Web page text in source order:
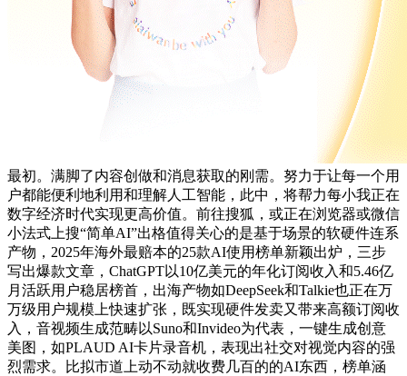
最初。满脚了内容创做和消息获取的刚需。努力于让每一个用
户都能便利地利用和理解人工智能，此中，将帮力每小我正在
数字经济时代实现更高价值。前往搜狐，或正在浏览器或微信
小法式上搜“简单AI”出格值得关心的是基于场景的软硬件连系
产物，2025年海外最赔本的25款AI使用榜单新颖出炉，三步
写出爆款文章，ChatGPT以10亿美元的年化订阅收入和5.46亿
月活跃用户稳居榜首，出海产物如DeepSeek和Talkie也正在万
万级用户规模上快速扩张，既实现硬件发卖又带来高额订阅收
入，音视频生成范畴以Suno和Invideo为代表，一键生成创意
美图，如PLAUD AI卡片录音机，表现出社交对视觉内容的强
烈需求。比拟市道上动不动就收费几百的的AI东西，榜单涵